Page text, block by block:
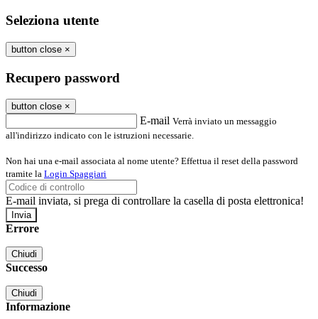
Seleziona utente
button close ×
Recupero password
button close ×
E-mail Verrà inviato un messaggio
all'indirizzo indicato con le istruzioni necessarie.
Non hai una e-mail associata al nome utente? Effettua il reset della password
tramite la Login Spaggiari
E-mail inviata, si prega di controllare la casella di posta elettronica!
Errore
Chiudi
Successo
Chiudi
Informazione